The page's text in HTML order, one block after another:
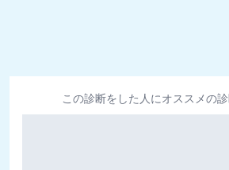
この診断をした人にオススメの